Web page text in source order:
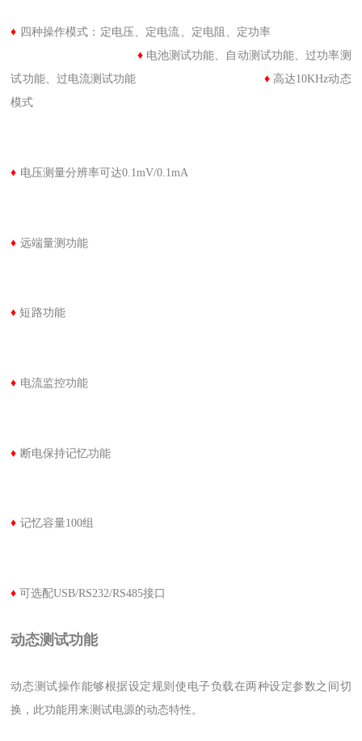
♦ 四种操作模式：定电压、定电流、定电阻、定功率
♦ 电池测试功能、自动测试功能、过功率测
试功能、过电流测试功能♦ 高达10KHz动态
模式
♦ 电压测量分辨率可达0.1mV/0.1mA
♦ 远端量测功能
♦ 短路功能
♦ 电流监控功能
♦ 断电保持记忆功能
♦ 记忆容量100组
♦可选配USB/RS232/RS485接口
动态测试功能
动态测试操作能够根据设定规则使电子负载在两种设定参数之间切
换，此功能用来测试电源的动态特性。